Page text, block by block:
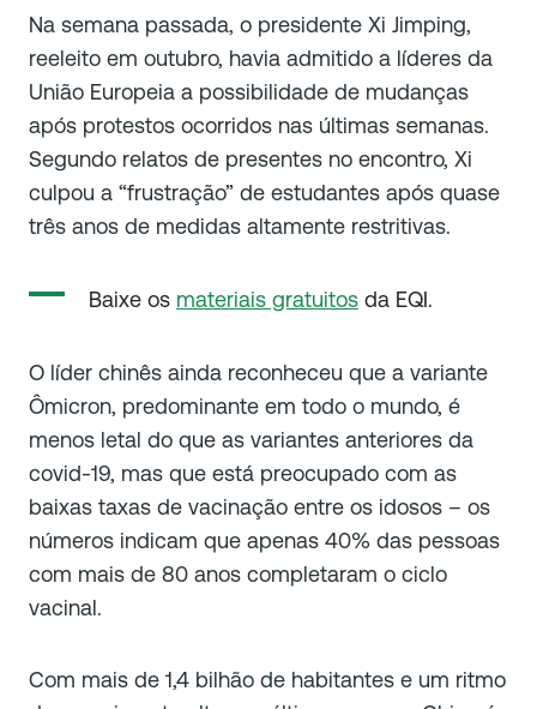
Na semana passada, o presidente Xi Jimping,
reeleito em outubro, havia admitido a líderes da
União Europeia a possibilidade de mudanças
após protestos ocorridos nas últimas semanas.
Segundo relatos de presentes no encontro, Xi
culpou a “frustração” de estudantes após quase
três anos de medidas altamente restritivas.
Baixe os materiais gratuitos da EQI.
O líder chinês ainda reconheceu que a variante
Ômicron, predominante em todo o mundo, é
menos letal do que as variantes anteriores da
covid-19, mas que está preocupado com as
baixas taxas de vacinação entre os idosos – os
números indicam que apenas 40% das pessoas
com mais de 80 anos completaram o ciclo
vacinal.
Com mais de 1,4 bilhão de habitantes e um ritmo